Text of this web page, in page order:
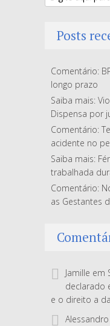
Posts
Comentário:
longo prazo
Saiba mais:
Dispensa por
Comentário:
acidente no
Saiba mais:
trabalhada
Comentário:
as Gestantes
Jamille em
declarado
e o direito a
Alessandro